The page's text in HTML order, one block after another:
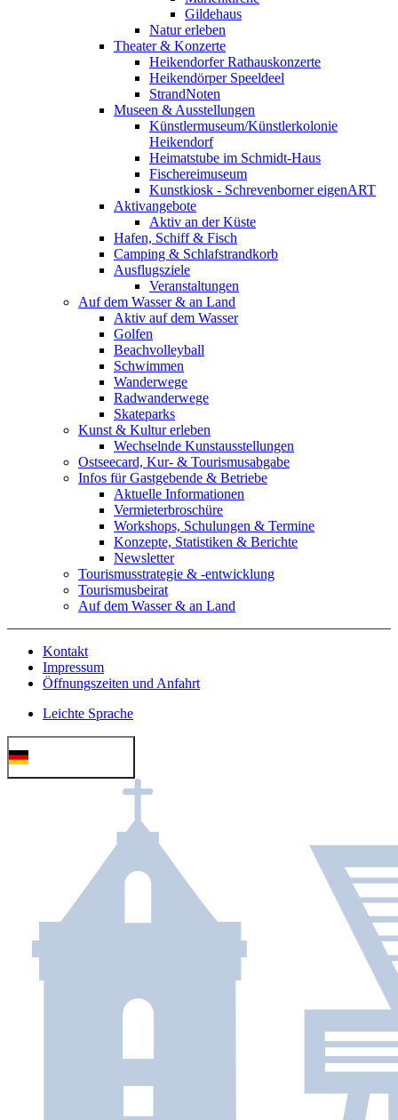
Gildehaus
Natur erleben
Theater & Konzerte
Heikendorfer Rathauskonzerte
Heikendörper Speeldeel
StrandNoten
Museen & Ausstellungen
Künstlermuseum/Künstlerkolonie
Heikendorf
Heimatstube im Schmidt-Haus
Fischereimuseum
Kunstkiosk - Schrevenborner eigenART
Aktivangebote
Aktiv an der Küste
Hafen, Schiff & Fisch
Camping & Schlafstrandkorb
Ausflugsziele
Veranstaltungen
Auf dem Wasser & an Land
Aktiv auf dem Wasser
Golfen
Beachvolleyball
Schwimmen
Wanderwege
Radwanderwege
Skateparks
Kunst & Kultur erleben
Wechselnde Kunstausstellungen
Ostseecard, Kur- & Tourismusabgabe
Infos für Gastgebende & Betriebe
Aktuelle Informationen
Vermieterbroschüre
Workshops, Schulungen & Termine
Konzepte, Statistiken & Berichte
Newsletter
Tourismusstrategie & -entwicklung
Tourismusbeirat
Auf dem Wasser & an Land
Kontakt
Impressum
Öffnungszeiten und Anfahrt
Leichte Sprache